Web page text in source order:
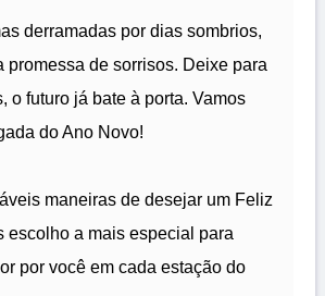
derramadas por dias sombrios,
promessa de sorrisos. Deixe para
o futuro já bate à porta. Vamos
do Ano Novo!
maneiras de desejar um Feliz
escolho a mais especial para
por você em cada estação do